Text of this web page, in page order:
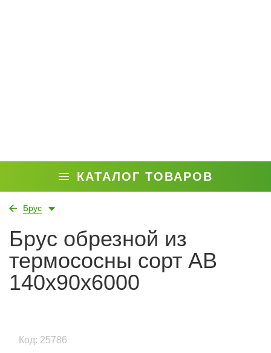
КАТАЛОГ ТОВАРОВ
Брус
Брус обрезной из
термососны сорт АВ
140x90x6000
Код: 25786